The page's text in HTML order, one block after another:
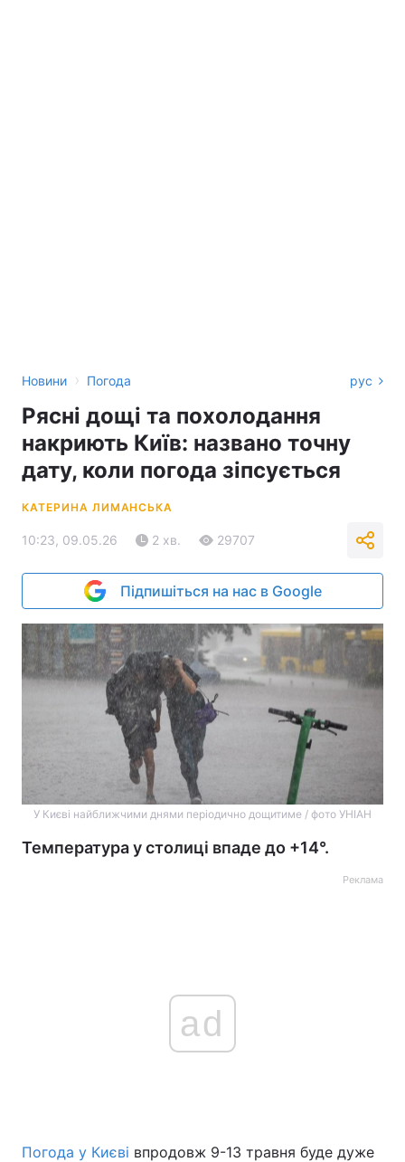
Новини › Погода рус
Рясні дощі та похолодання
накриють Київ: названо точну
дату, коли погода зіпсується
КАТЕРИНА ЛИМАНСЬКА
10:23, 09.05.26 2 хв. 29707
Підпишіться на нас в Google
У Києві найближчими днями періодично дощитиме / фото УНІАН
Температура у столиці впаде до +14°.
Реклама
ad
Погода у Києві впродовж 9-13 травня буде дуже